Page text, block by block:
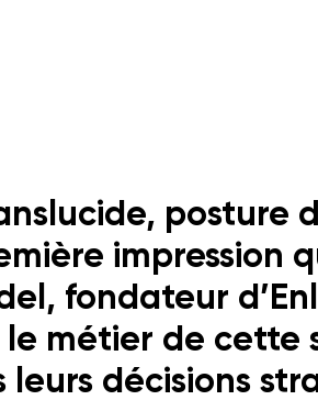
posture
impression
fondateur
métier de cette
décisions